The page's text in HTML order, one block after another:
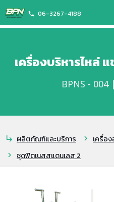
phone 06-3267-4188
เครื่องบริหารไหล่
BPNS -
subdirectory_arrow_right ผลิตภัณฑ์และบริการ chevron_right เครื่อ
chevron_right ชุดฟิตเนสสแตนเลส 2